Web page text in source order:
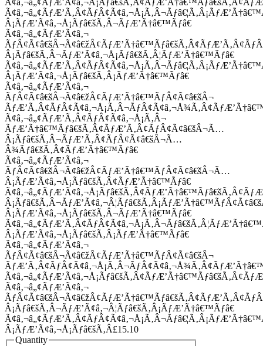
Â¡ÃƒÆ’Ã¢â‚¬Å¡Ãƒâ€šÃ‚Â¬ÃƒÆ’Ã†â€™Ãƒâ€
Ã¢â‚¬â„¢ÃƒÆ’Ã¢â‚¬
Â¡Ãƒâ€šÃ‚Â¬ÃƒÆ’Ã¢â‚¬Å¡Ãƒâ€šÃ‚Â¦ÃƒÆ’Ã†â€™Ãƒâ€
Â¡ÃƒÆ’Ã¢â‚¬Å¡Ãƒâ€šÃ‚Â¡ÃƒÆ’Ã†â€™Ãƒâ€
Ã¢â‚¬â„¢ÃƒÆ’Ã¢â‚¬
ÃƒÂ¢Ã¢â€šÂ¬Ã¢â€žÂ¢ÃƒÆ’Ã†â€™ÃƒÂ¢Ã¢â€šÂ¬
Ã¢â‚¬â„¢ÃƒÆ’Ã‚Â¢ÃƒÂ¢Ã¢â‚¬Å¡Ã‚Â¬
ÃƒÆ’Ã†â€™Ãƒâ€šÃ‚Â¢ÃƒÆ’Ã‚Â¢ÃƒÂ¢Ã¢â€šÂ¬Ã…
Â¡Ãƒâ€šÃ‚Â¬ÃƒÆ’Ã‚Â¢ÃƒÂ¢Ã¢â€šÂ¬Ã…
Â¾Ãƒâ€šÃ‚Â¢ÃƒÆ’Ã†â€™Ãƒâ€
Ã¢â‚¬â„¢ÃƒÆ’Ã¢â‚¬
ÃƒÂ¢Ã¢â€šÂ¬Ã¢â€žÂ¢ÃƒÆ’Ã†â€™ÃƒÂ¢Ã¢â€šÂ¬Ã…
Â¡ÃƒÆ’Ã¢â‚¬Å¡Ãƒâ€šÃ‚Â¢ÃƒÆ’Ã†â€™Ãƒâ€
Â¡ÃƒÆ’Ã¢â‚¬Å¡Ãƒâ€šÃ‚Â¬ÃƒÆ’Ã†â€™Ãƒâ€
Â¡ÃƒÆ’Ã¢â‚¬Å¡Ãƒâ€šÃ‚Â¡ÃƒÆ’Ã†â€™Ãƒâ€
Ã¢â‚¬â„¢ÃƒÆ’Ã¢â‚¬
ÃƒÂ¢Ã¢â€šÂ¬Ã¢â€žÂ¢ÃƒÆ’Ã†â€™ÃƒÂ¢Ã¢â€šÂ¬
Ã¢â‚¬â„¢ÃƒÆ’Ã¢â‚¬
Â¡Ãƒâ€šÃ‚Â¬ÃƒÆ’Ã¢â‚¬Â¦Ãƒâ€šÃ‚Â¡ÃƒÆ’Ã†â€™Ãƒâ€
Â¡ÃƒÆ’Ã¢â‚¬Å¡Ãƒâ€šÃ‚Â£15.10
Quantity